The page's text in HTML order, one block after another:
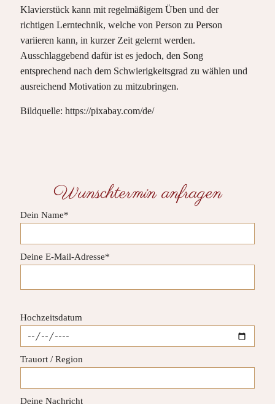
Klavierstück kann mit regelmäßigem Üben und der
richtigen Lerntechnik, welche von Person zu Person
variieren kann, in kurzer Zeit gelernt werden.
Ausschlaggebend dafür ist es jedoch, den Song
entsprechend nach dem Schwierigkeitsgrad zu wählen und
ausreichend Motivation zu mitzubringen.
Bildquelle: https://pixabay.com/de/
Wunschtermin anfragen
Dein Name*
Deine E-Mail-Adresse*
Hochzeitsdatum
Trauort / Region
Deine Nachricht